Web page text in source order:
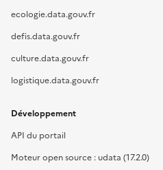
ecologie.data.gouv.fr
defis.data.gouv.fr
culture.data.gouv.fr
logistique.data.gouv.fr
Développement
API du portail
Moteur open source : udata (17.2.0)